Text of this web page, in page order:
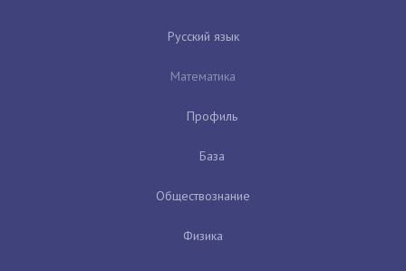
Русский язык
Математика
Профиль
База
Обществознание
Физика